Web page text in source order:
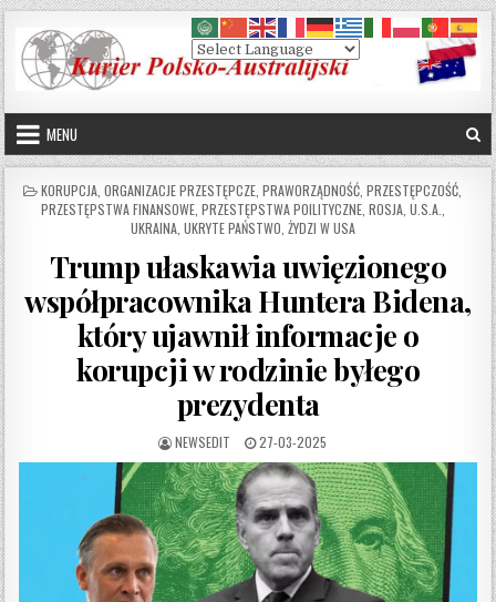
Skip to content
MENU
POSTED IN
KORUPCJA ORGANIZACJE PRZESTĘPCZE PRAWORZĄDNOŚĆ PRZESTĘPCZOŚĆ
PRZESTĘPSTWA FINANSOWE, PRZESTĘPSTWA POILITYCZNE, ROSJA, U.S.A.
UKRAINA, UKRYTE PAŃSTWO ŻYDZI W USA
Trump ułaskawia uwięzionego
współpracownika Huntera Bidena,
który ujawnił informacje o
korupcji w rodzinie byłego
prezydenta
AUTHOR:
NEWSEDIT PUBLISHED DATE:
27-03-2025